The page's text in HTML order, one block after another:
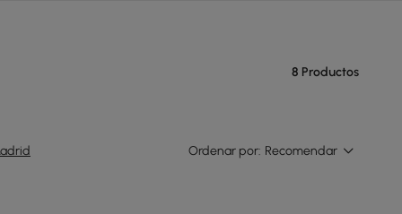
8 Productos
Ordenar por: Recomendar